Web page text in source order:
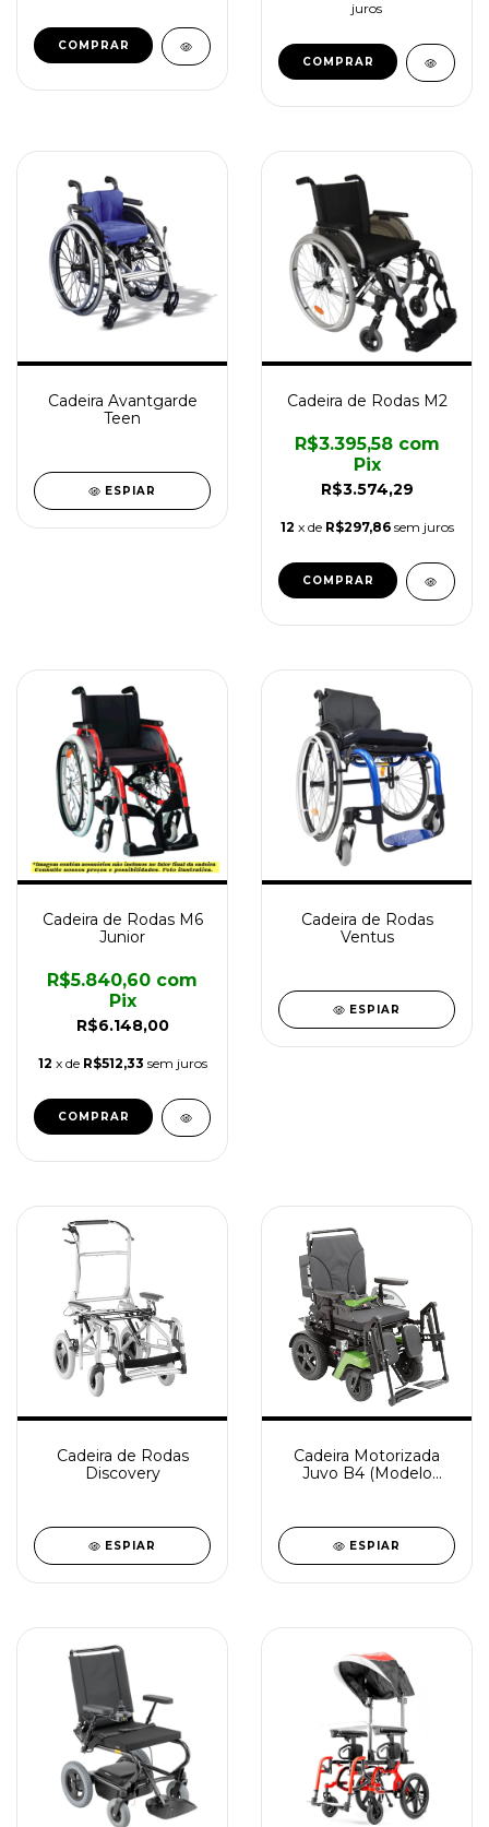
COMPRAR
juros
Cadeira Avantgarde
Teen
ESPIAR
Cadeira de Rodas M2
R$3.574,29
R$3.395,58 com
Pix
12 x de R$297,86 sem juros
COMPRAR
Cadeira de Rodas M6
Junior
R$6.148,00
R$5.840,60 com
Pix
12 x de R$512,33 sem juros
COMPRAR
Cadeira de Rodas
Ventus
ESPIAR
Cadeira de Rodas
Discovery
ESPIAR
Cadeira Motorizada
Juvo B4 (Modelo
ESPIAR